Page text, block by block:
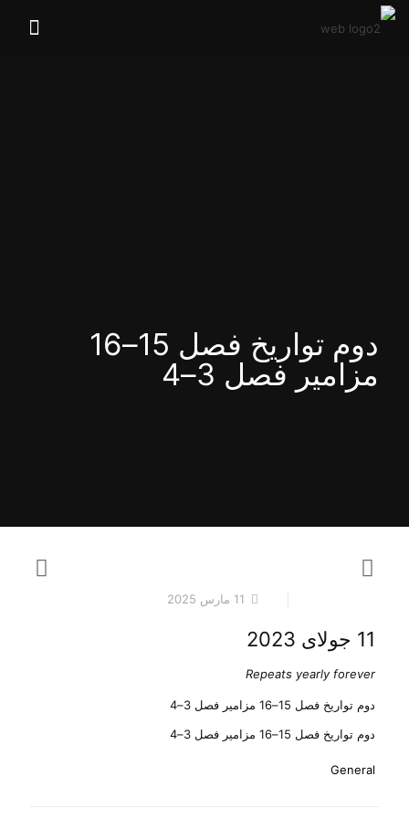
دوم تواریخ فصل 15–16
مزامیر فصل 3–4
11 مارس 2025
11 جولای 2023
Repeats yearly forever
دوم تواریخ فصل 15–16 مزامیر فصل 3–4
دوم تواریخ فصل 15–16 مزامیر فصل 3–4
General